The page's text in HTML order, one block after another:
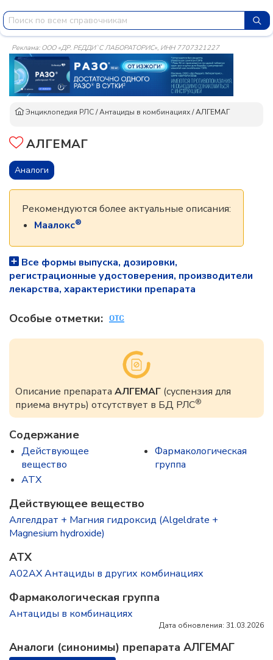
Реклама: ООО «ДР. РЕДДИ`С ЛАБОРАТОРИС», ИНН 7707321227
Энциклопедия РЛС/Антациды в комбинациях/АЛГЕМАГ
АЛГЕМАГ
Аналоги
Рекомендуются более актуальные описания:
Маалокс®
Все формы выпуска, дозировки,
регистрационные удостоверения, производители
лекарства, характеристики препарата
Особые отметки:
Описание препарата АЛГЕМАГ (суспензия для
приема внутрь) отсутствует в БД РЛС®
Содержание
Действующее
вещество
ATX
Фармакологическая
группа
Действующее вещество
Алгелдрат + Магния гидроксид (Algeldrate +
Magnesium hydroxide)
ATX
A02AX Антациды в других комбинациях
Фармакологическая группа
Антациды в комбинациях
Дата обновления: 31.03.2026
Аналоги (синонимы) препарата АЛГЕМАГ